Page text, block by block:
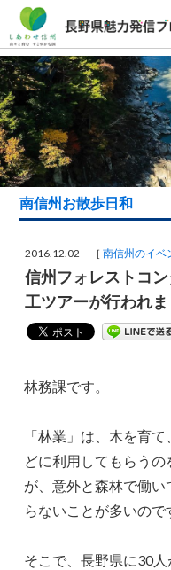
南信州お散歩日和
2016.12.02 ［南信州のイベ
信州フォレストコ
工ツアーが行われ
林務課です。
「林業」は、木を育
どに利用してもらう
が、意外と森林で働
らないことが多いので
そこで、長野県に30